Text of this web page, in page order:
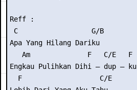
Reff :
C                  G/B
Apa Yang Hilang Dariku
   Am              F   C/E   F
Engkau Pulihkan Dihi – dup – ku
  F                   C/E